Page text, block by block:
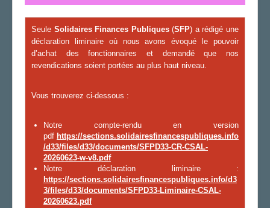
Seule Solidaires Finances Publiques(SFP) a rédigé une
déclaration liminaire où nous avons évoqué le pouvoir
d’achat des fonctionnaires et demandé que nos
revendications soient portées au plus haut niveau.
Vous trouverez ci-dessous :
Notre compte-rendu en version
pdf https://sections.solidairesfinancespubliques.info
/d33/files/d33/documents/SFPD33-CR-CSAL-
20260623-w-v8.pdf
Notre déclaration liminaire :
https://sections.solidairesfinancespubliques.info/d3
3/files/d33/documents/SFPD33-Liminaire-CSAL-
20260623.pdf